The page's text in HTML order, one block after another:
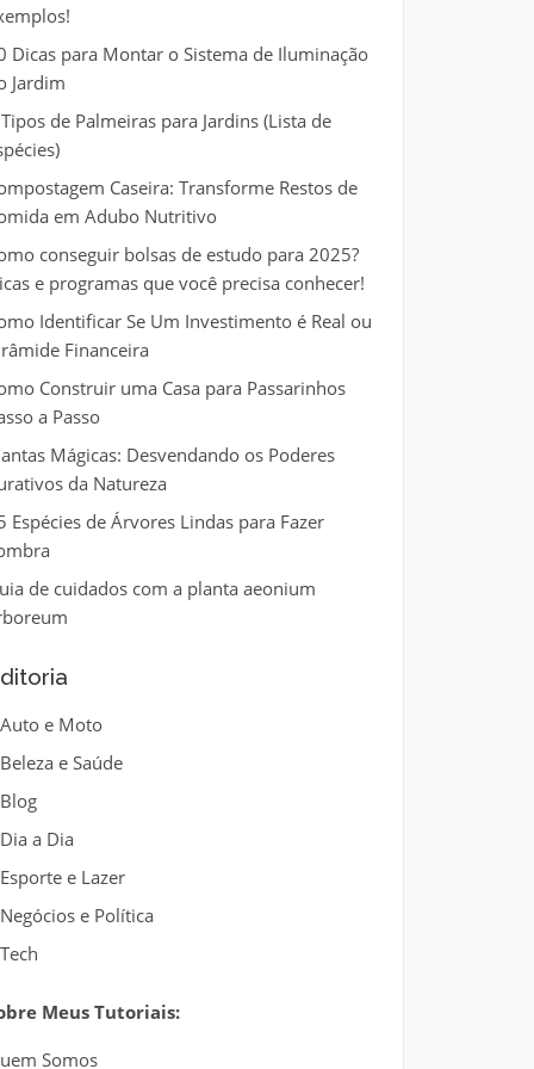
Dicas para Montar o Sistema de Iluminação
Jardim
de Palmeiras para Jardins (Lista de
Caseira: Transforme Restos de
em Adubo Nutritivo
conseguir bolsas de estudo para 2025?
e programas que você precisa conhecer!
Identificar Se Um Investimento é Real ou
Financeira
Construir uma Casa para Passarinhos
a Passo
Mágicas: Desvendando os Poderes
da Natureza
Espécies de Árvores Lindas para Fazer
de cuidados com a planta aeonium
Auto e Moto
Beleza e Saúde
Blog
Dia a Dia
Esporte e Lazer
Negócios e Política
Tech
Meus Tutoriais:
Somos